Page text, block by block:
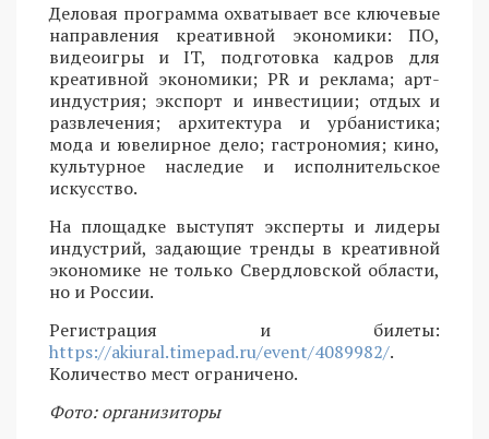
Деловая программа охватывает все ключевые
направления креативной экономики: ПО,
видеоигры и IT, подготовка кадров для
креативной экономики; PR и реклама; арт-
индустрия; экспорт и инвестиции; отдых и
развлечения; архитектура и урбанистика;
мода и ювелирное дело; гастрономия; кино,
культурное наследие и исполнительское
искусство.
На площадке выступят эксперты и лидеры
индустрий, задающие тренды в креативной
экономике не только Свердловской области,
но и России.
Регистрация и билеты:
https://akiural.timepad.ru/event/4089982/.
Количество мест ограничено.
Фото: организиторы